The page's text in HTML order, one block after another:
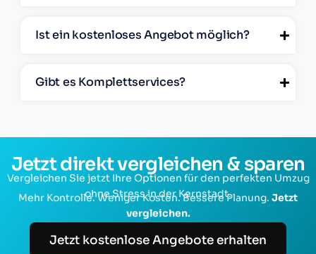
Ist ein kostenloses Angebot möglich?
Gibt es Komplettservices?
Jetzt direkt vergleichen & sparen
Vergleichen Sie jetzt Ihre Optionen für den perfekten Umzug
ohne Stress in der Kernstadt.
Mehr Kontrolle. Weniger Kosten. Bessere Planung. Jetzt
vergleichen.
Jetzt kostenlose Angebote erhalten